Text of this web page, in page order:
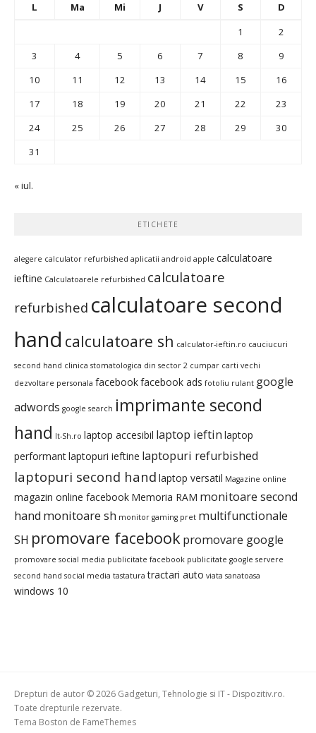
L
Ma Mi J V S
D
1
2
3
4 5 6 7 8
9
10
11 12 13 14 15
16
17
18 19 20 21 22
23
24
25 26 27 28 29
30
31
« iul.
ETICHETE
alegere calculator refurbished aplicatii android apple calculatoare
ieftine Calculatoarele refurbished calculatoare
refurbished calculatoare second
hand calculatoare sh calculator-ieftin.ro cauciucuri
second hand clinica stomatologica din sector 2 cumpar carti vechi
dezvoltare personala facebookfacebook ads fotoliu rulant google
adwords google search imprimante second
hand It-Sh.ro laptop accesibil laptop ieftin laptop
performantlaptopuri ieftine laptopuri refurbished
laptopuri second hand laptop versatil Magazine online
magazin online facebook Memoria RAM monitoare second
hand monitoare sh monitor gaming pret multifunctionale
SH promovare facebookpromovare google
promovare social media publicitate facebook publicitate google servere
second hand social media tastatura tractari auto viata sanatoasa
windows 10
Drepturi de autor © 2026 Gadgeturi, Tehnologie si IT - Dispozitiv.ro.
Toate drepturile rezervate.
Tema Boston de FameThemes